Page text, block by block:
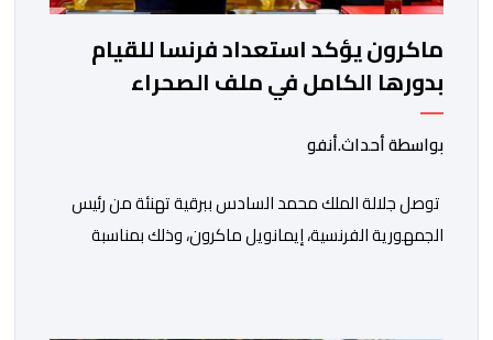
ماكرون يؤكد استعداد فرنسا للقيام
بدورها الكامل في ملف الصحراء
بواسطة أحداث.أنفو
توصل جلالة الملك محمد السادس ببرقية تهنئة من رئيس
الجمهورية الفرنسية، إيمانويل ماكرون، وذلك بمناسبة
مجددا التعبير لجلالته عن مشاعر الصداقة العميقة والمتينة